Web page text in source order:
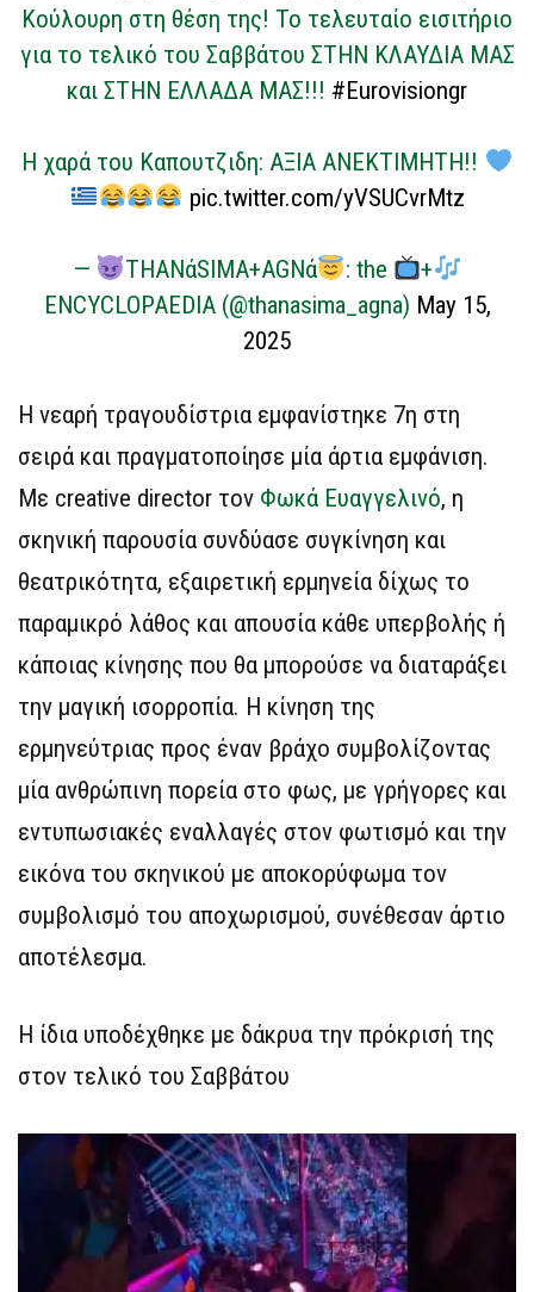
Κούλουρη στη θέση της! Το τελευταίο εισιτήριο
για το τελικό του Σαββάτου ΣΤΗΝ ΚΛΑΥΔΙΑ ΜΑΣ
και ΣΤΗΝ ΕΛΛΑΔΑ ΜΑΣ!!! #Eurovisiongr
H χαρά του Καπουτζιδη: ΑΞΙΑ ΑΝΕΚΤΙΜΗΤΗ!!
pic.twitter.com/yVSUCvrMtz
— THANάSIMA+AGΝά : the
+
ENCYCLOPAEDIA (@thanasima_agna) May 15,
2025
Η νεαρή τραγουδίστρια εμφανίστηκε 7η στη
σειρά και πραγματοποίησε μία άρτια εμφάνιση.
Με creative director τον Φωκά Ευαγγελινό, η
σκηνική παρουσία συνδύασε συγκίνηση και
θεατρικότητα, εξαιρετική ερμηνεία δίχως το
παραμικρό λάθος και απουσία κάθε υπερβολής ή
κάποιας κίνησης που θα μπορούσε να διαταράξει
την μαγική ισορροπία. Η κίνηση της
ερμηνεύτριας προς έναν βράχο συμβολίζοντας
μία ανθρώπινη πορεία στο φως, με γρήγορες και
εντυπωσιακές εναλλαγές στον φωτισμό και την
εικόνα του σκηνικού με αποκορύφωμα τον
συμβολισμό του αποχωρισμού, συνέθεσαν άρτιο
αποτέλεσμα.
Η ίδια υποδέχθηκε με δάκρυα την πρόκρισή της
στον τελικό του Σαββάτου